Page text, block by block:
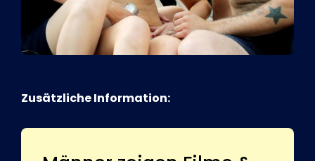
Zusätzliche Information: